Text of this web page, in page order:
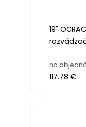
19"
na
117.78 €